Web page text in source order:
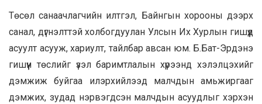
Төсөл санаачлагчийн илтгэл, Байнгын хорооны дээрх
санал, дүгнэлттэй холбогдуулан Улсын Их Хурлын гишүүд
асуулт асууж, хариулт, тайлбар авсан юм. Б.Бат-Эрдэнэ
гишүүн төслийг үзэл баримтлалын хүрээнд хэлэлцэхийг
дэмжиж буйгаа илэрхийлээд малчдын амьжиргааг
дэмжих, зудад нэрвэгдсэн малчдын асуудлыг хэрхэн